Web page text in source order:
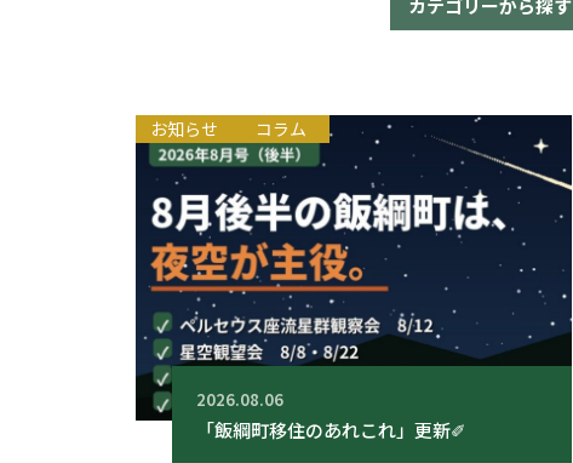
カテゴリーから探す
お知らせ コラム
2026.08.06
「飯綱町移住のあれこれ」更新✐